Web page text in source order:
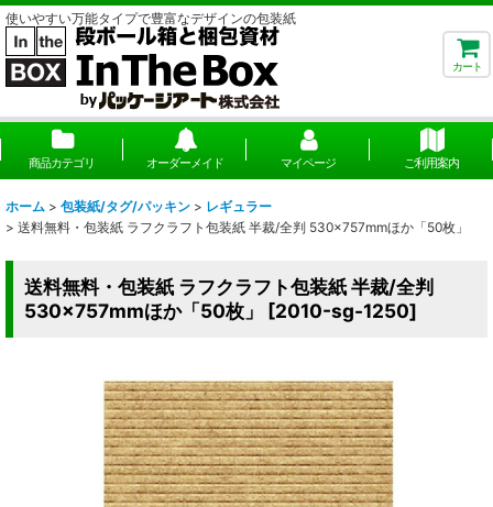
使いやすい万能タイプで豊富なデザインの包装紙
カート
商品カテゴリ オーダーメイド マイページ ご利用案内
ホーム > 包装紙/タグ/パッキン > レギュラー
> 送料無料・包装紙 ラフクラフト包装紙 半裁/全判 530×757mmほか「50枚」
送料無料・包装紙 ラフクラフト包装紙 半裁/全判
530×757mmほか「50枚」
[2010-sg-1250]